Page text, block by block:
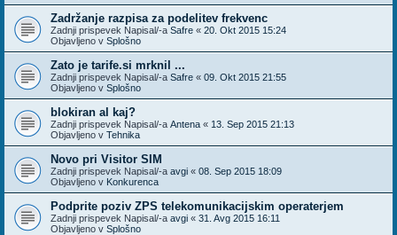
Zadržanje razpisa za podelitev frekvenc
Zadnji prispevek Napisal/-a Safre « 20. Okt 2015 15:24
Objavljeno v Splošno
Zato je tarife.si mrknil ...
Zadnji prispevek Napisal/-a Safre « 09. Okt 2015 21:55
Objavljeno v Splošno
blokiran al kaj?
Zadnji prispevek Napisal/-a Antena « 13. Sep 2015 21:13
Objavljeno v Tehnika
Novo pri Visitor SIM
Zadnji prispevek Napisal/-a avgi « 08. Sep 2015 18:09
Objavljeno v Konkurenca
Podprite poziv ZPS telekomunikacijskim operaterjem
Zadnji prispevek Napisal/-a avgi « 31. Avg 2015 16:11
Objavljeno v Splošno